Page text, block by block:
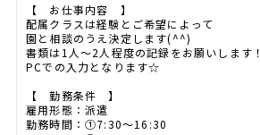
【 お仕事内容 】
配属クラスは経験とご希望によって
園と相談のうえ決定します(^^)
書類は1人～2人程度の記録をお願いします！
PCでの入力となります☆
【 勤務条件 】
雇用形態：派遣
勤務時間：①7:30～16:30